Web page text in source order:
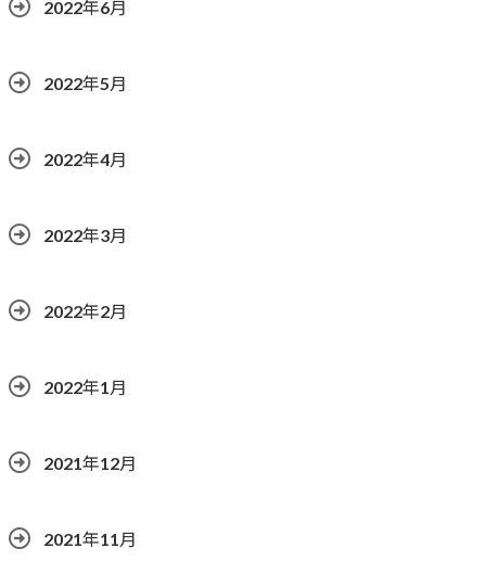
2022年6月
2022年5月
2022年4月
2022年3月
2022年2月
2022年1月
2021年12月
2021年11月